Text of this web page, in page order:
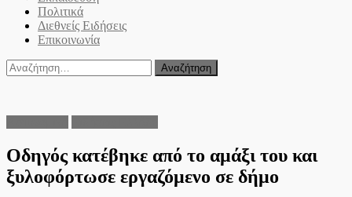
Πολιτικά
Διεθνείς Ειδήσεις
Επικοινωνία
Αναζήτηση
για:
Οδηγός κατέβηκε από το αμάξι του και
ξυλοφόρτωσε εργαζόμενο σε δήμο